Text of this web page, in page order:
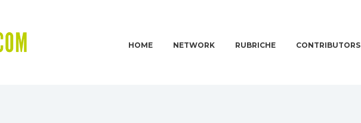
HOME NETWORK RUBRICHE CONTRIBUTORS